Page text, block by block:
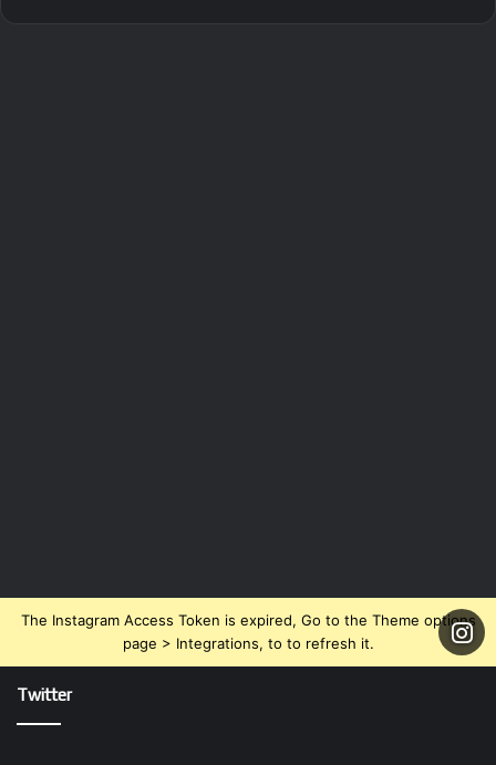
The Instagram Access Token is expired, Go to the Theme options
page > Integrations, to to refresh it.
Twitter